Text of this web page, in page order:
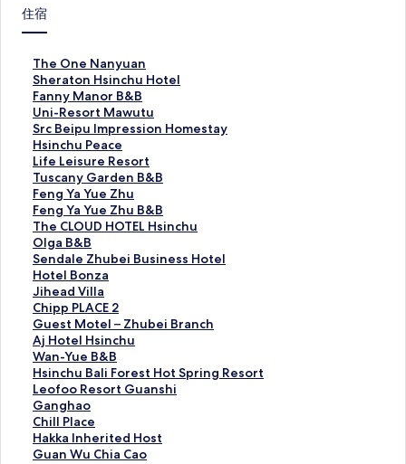
住宿
The One Nanyuan
T
h
e
O
n
e
N
a
n
y
u
a
n
的
連
結
Sheraton Hsinchu Hotel
S
h
e
r
a
t
o
n
H
s
i
n
c
h
u
H
o
t
e
l
的
連
結
Fanny Manor B&B
F
a
n
n
y
M
a
n
o
r
B
&
B
的
連
結
Uni-Resort Mawutu
U
n
i
-
R
e
s
o
r
t
M
a
w
u
t
u
的
連
結
Src Beipu Impression Homestay
S
r
c
B
e
i
p
u
I
m
p
r
e
s
s
i
o
n
H
o
m
Hsinchu Peace
H
s
i
n
c
h
u
P
e
a
c
e
的
連
結
Life Leisure Resort
L
i
f
e
L
e
i
s
u
r
e
R
e
s
o
r
t
的
連
Tuscany Garden B&B
T
u
s
c
a
n
y
G
a
r
d
e
n
B
&
B
的
連
Feng Ya Yue Zhu
F
e
n
g
Y
a
Y
u
e
Z
h
u
的
連
結
Feng Ya Yue Zhu B&B
F
e
n
g
Y
a
Y
u
e
Z
h
u
B
&
B
的
The CLOUD HOTEL Hsinchu
T
h
e
C
L
O
U
D
H
O
T
E
L
H
s
Olga B&B
O
l
g
a
B
&
B
的
連
結
Sendale Zhubei Business Hotel
S
e
n
d
a
l
e
Z
h
u
b
e
i
Hotel Bonza
H
o
t
e
l
B
o
n
z
a
的
連
Jihead Villa
J
i
h
e
a
d
V
i
l
l
a
Chipp PLACE 2
C
h
i
p
p
P
L
A
C
E
Guest Motel – Zhubei Branch
G
u
e
s
t
M
o
t
e
Aj Hotel Hsinchu
A
j
H
o
t
e
l
H
Wan-Yue B&B
W
a
n
-
Y
u
e
Hsinchu Bali Forest Hot Spring Resort
H
s
i
n
c
h
Leofoo Resort Guanshi
L
e
o
f
o
Ganghao
G
a
n
g
Chill Place
C
h
i
Hakka Inherited Host
H
a
Guan Wu Chia Cao
G